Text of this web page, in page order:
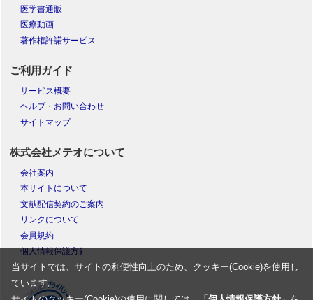
医学書通販
医療動画
著作権許諾サービス
ご利用ガイド
サービス概要
ヘルプ・お問い合わせ
サイトマップ
株式会社メテオについて
会社案内
本サイトについて
文献配信契約のご案内
リンクについて
会員規約
個人情報保護方針
当サイトでは、サイトの利便性向上のため、クッキー(Cookie)を使用し
ています。